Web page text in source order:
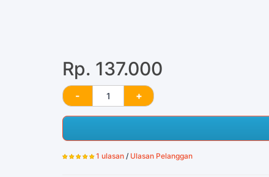
Rp. 137.000
1 ulasan / Ulasan Pelanggan